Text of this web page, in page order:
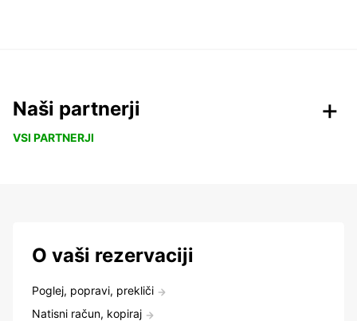
Naši partnerji
VSI PARTNERJI
O vaši rezervaciji
Poglej, popravi, prekliči
Natisni račun, kopiraj